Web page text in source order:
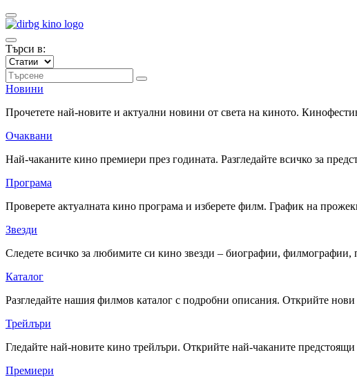
Търси в:
Новини
Прочетете най-новите и актуални новини от света на киното.
Очаквани
Най-чаканите кино премиери през годината. Разгледайте всичко за
Програма
Проверете актуалната кино програма и изберете филм. График на
Звезди
Следете всичко за любимите си кино звезди – биографии,
Каталог
Разгледайте нашия филмов каталог с подробни описания. Открийте
Трейлъри
Гледайте най-новите кино трейлъри. Открийте най-чаканите
Премиери